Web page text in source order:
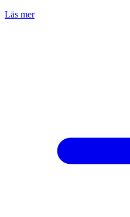
Läs mer